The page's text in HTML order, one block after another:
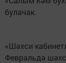
булачак.
«Шәхси
Февральдә